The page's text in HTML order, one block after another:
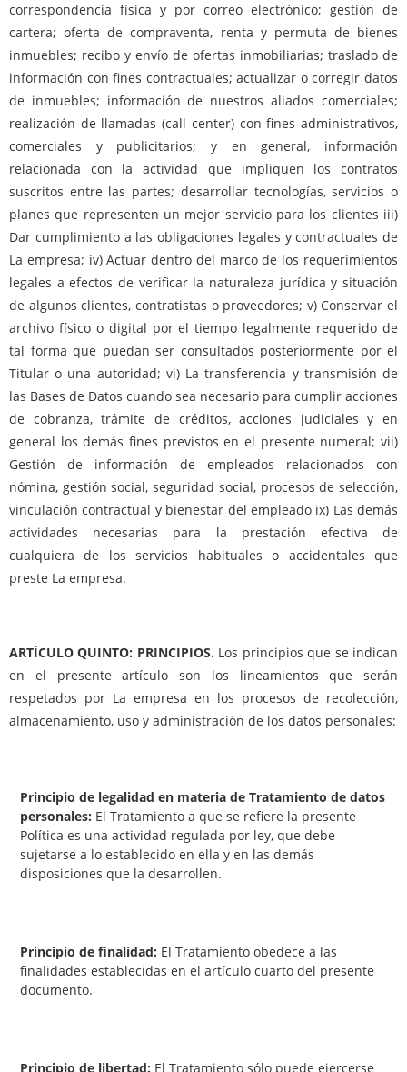
correspondencia física y por correo electrónico; gestión de
cartera; oferta de compraventa, renta y permuta de bienes
inmuebles; recibo y envío de ofertas inmobiliarias; traslado de
información con fines contractuales; actualizar o corregir datos
de inmuebles; información de nuestros aliados comerciales;
realización de llamadas (call center) con fines administrativos,
comerciales y publicitarios; y en general, información
relacionada con la actividad que impliquen los contratos
suscritos entre las partes; desarrollar tecnologías, servicios o
planes que representen un mejor servicio para los clientes iii)
Dar cumplimiento a las obligaciones legales y contractuales de
La empresa; iv) Actuar dentro del marco de los requerimientos
legales a efectos de verificar la naturaleza jurídica y situación
de algunos clientes, contratistas o proveedores; v) Conservar el
archivo físico o digital por el tiempo legalmente requerido de
tal forma que puedan ser consultados posteriormente por el
Titular o una autoridad; vi) La transferencia y transmisión de
las Bases de Datos cuando sea necesario para cumplir acciones
de cobranza, trámite de créditos, acciones judiciales y en
general los demás fines previstos en el presente numeral; vii)
Gestión de información de empleados relacionados con
nómina, gestión social, seguridad social, procesos de selección,
vinculación contractual y bienestar del empleado ix) Las demás
actividades necesarias para la prestación efectiva de
cualquiera de los servicios habituales o accidentales que
preste La empresa.
ARTÍCULO QUINTO: PRINCIPIOS. Los principios que se indican
en el presente artículo son los lineamientos que serán
respetados por La empresa en los procesos de recolección,
almacenamiento, uso y administración de los datos personales:
Principio de legalidad en materia de Tratamiento de datos
personales: El Tratamiento a que se refiere la presente
Política es una actividad regulada por ley, que debe
sujetarse a lo establecido en ella y en las demás
disposiciones que la desarrollen.
Principio de finalidad: El Tratamiento obedece a las
finalidades establecidas en el artículo cuarto del presente
documento.
Principio de libertad: El Tratamiento sólo puede ejercerse